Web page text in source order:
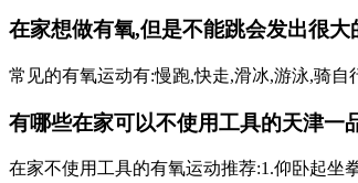
在家想做有氧,但是不能跳会发出很
常见的有氧运动有:慢跑,快走,滑冰,游泳,骑自
有哪些在家可以不使用工具的天津一
在家不使用工具的有氧运动推荐:1.仰卧起坐